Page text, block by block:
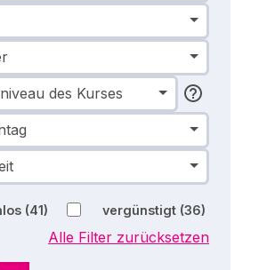
des Kurses
(41) vergünstigt (36)
Alle Filter zurücksetzen